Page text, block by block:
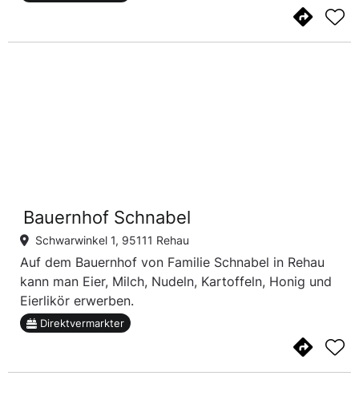
Bauernhof Schnabel
Schwarwinkel 1, 95111 Rehau
Auf dem Bauernhof von Familie Schnabel in Rehau
kann man Eier, Milch, Nudeln, Kartoffeln, Honig und
Eierlikör erwerben.
Direktvermarkter